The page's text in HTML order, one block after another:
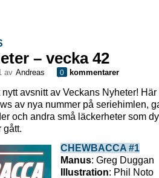
– vecka 42
av Andreas 0 kommentarer
avsnitt av Veckans Nyheter! Här
av nya nummer på seriehimlen,
och andra små läckerheter som
gått.
CHEWBACCA #1
Manus: Greg Duggan
Illustration: Phil Noto